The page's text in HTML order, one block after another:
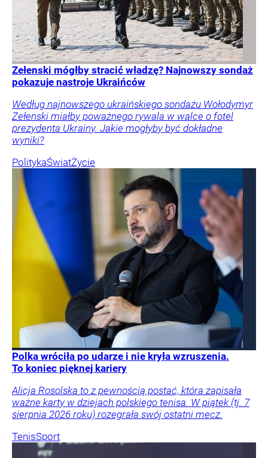
Zełenski mógłby stracić władzę? Najnowszy sondaż
pokazuje nastroje Ukraińców
Według najnowszego ukraińskiego sondażu Wołodymyr
Zełenski miałby poważnego rywala w walce o fotel
prezydenta Ukrainy. Jakie mogłyby być dokładne
wyniki?
PolitykaŚwiatŻycie
Polka wróciła po udarze i nie kryła wzruszenia.
To koniec pięknej kariery
Alicja Rosolska to z pewnością postać, która zapisała
ważne karty w dziejach polskiego tenisa. W piątek (tj. 7
sierpnia 2026 roku) rozegrała swój ostatni mecz.
TenisSport